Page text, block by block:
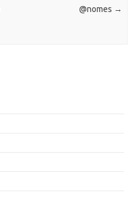
@nomes →